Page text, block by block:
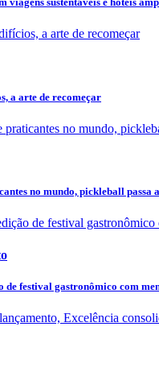
a arte de recomeçar
no mundo, pickleball passa
festival gastronômico com